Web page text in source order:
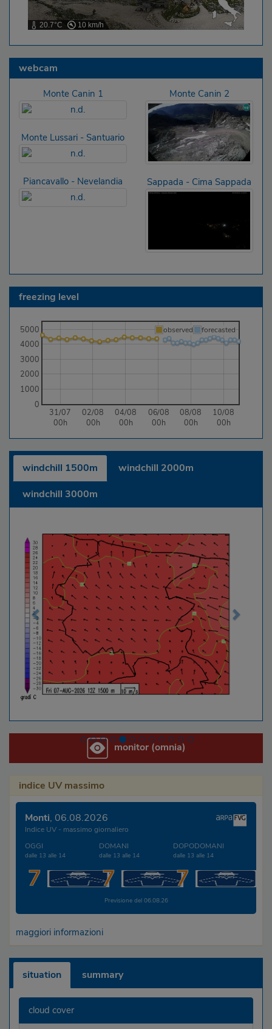
20.7°C 10 km/h
webcam
Monte Canin 1 Monte Canin 2
Monte Lussari - Santuario
Piancavallo - Nevelandia Sappada - Cima Sappada
freezing level
31/07
00h
02/08
00h
04/08
00h
06/08
00h
08/08
00h
10/08
00h
0
1000
2000
3000
4000
5000 observed forecasted
windchill 1500m
windchill 2000m
windchill 3000m
monitor (omnia)
indice UV massimo
Monti, 06.08.2026
Indice UV - massimo giornaliero
OGGI
dalle 13 alle 14
7
DOMANI
dalle 13 alle 14
7
DOPODOMANI
dalle 13 alle 14
7
Previsione del 06.08.26
maggiori informazioni
situation summary
cloud cover